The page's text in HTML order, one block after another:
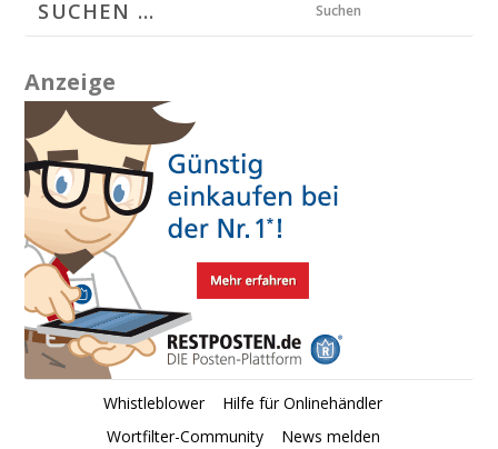
Suchen
Anzeige
Whistleblower
Hilfe für Onlinehändler
Wortfilter-Community
News melden